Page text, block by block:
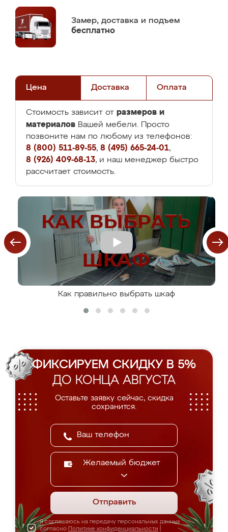
Замер, доставка и подъем
бесплатно
Цена Доставка Оплата
Стоимость зависит от размеров и
материалов Вашей мебели. Просто
позвоните нам по любому из телефонов:
8 (800) 511-89-55, 8 (495) 665-24-01,
8 (926) 409-68-13, и наш менеджер быстро
рассчитает стоимость.
Как правильно выбрать шкаф
ФИКСИРУЕМ СКИДКУ В 5%
ДО КОНЦА АВГУСТА
Оставьте заявку сейчас, скидка
сохранится.
Желаемый бюджет
Отправить
Я соглашаюсь на передачу персональных данных
согласно Политике конфиденциальности